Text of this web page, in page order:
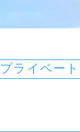
プライベート